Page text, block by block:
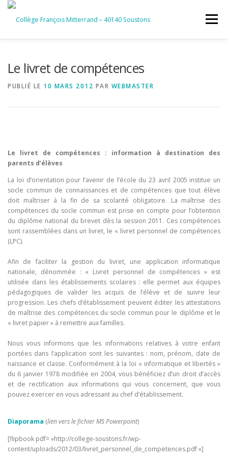
Aller
contenu
Menu
Le livret de compétences
PUBLIÉ LE 10 MARS 2012 PAR WEBMASTER
Le livret de compétences : information à destination des
parents d’élèves
La loi d’orientation pour l’avenir de l’école du 23 avril 2005 institue un
socle commun de connaissances et de compétences que tout élève
doit maîtriser à la fin de sa scolarité obligatoire. La maîtrise des
compétences du socle commun est prise en compte pour l’obtention
du diplôme national du brevet dès la session 2011. Ces compétences
sont rassemblées dans un livret, le « livret personnel de compétences
(LPC).
Afin de faciliter la gestion du livret, une application informatique
nationale, dénommée : « Livret personnel de compétences » est
utilisée dans les établissements scolaires : elle permet aux équipes
pédagogiques de valider les acquis de l’élève et de suivre leur
progression. Les chefs d’établissement peuvent éditer les attestations
de maîtrise des compétences du socle commun pour le diplôme et le
« livret papier » à remettre aux familles.
Nous vous informons que les informations relatives à votre enfant
portées dans l’application sont les suivantes : nom, prénom, date de
naissance et classe. Conformément à la loi « informatique et libertés »
du 6 janvier 1978 modifiée en 2004, vous bénéficiez d’un droit d’accès
et de rectification aux informations qui vous concernent, que vous
pouvez exercer en vous adressant au chef d’établissement.
Diaporama (lien vers le fichier MS Powerpoint)
[flipbook pdf= »http://college-soustons.fr/wp-
content/uploads/2012/03/livret_personnel_de_competences.pdf »]